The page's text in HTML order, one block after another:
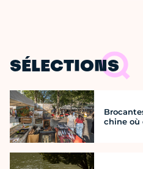
SÉLECTIONS
chine où